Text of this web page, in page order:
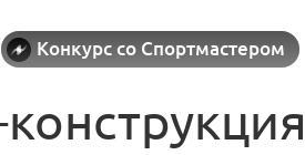
Конкурс со Спортмастером